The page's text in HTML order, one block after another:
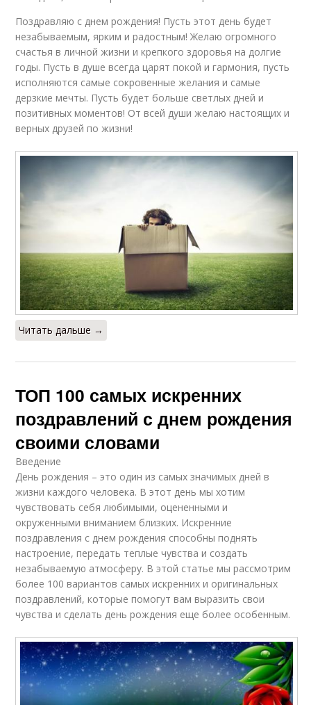
Поздравляю с днем рождения! Пусть этот день будет
незабываемым, ярким и радостным! Желаю огромного
счастья в личной жизни и крепкого здоровья на долгие
годы. Пусть в душе всегда царят покой и гармония, пусть
исполняются самые сокровенные желания и самые
дерзкие мечты. Пусть будет больше светлых дней и
позитивных моментов! От всей души желаю настоящих и
верных друзей по жизни!
Читать дальше →
ТОП 100 самых искренних
поздравлений с днем рождения
своими словами
Введение
День рождения – это один из самых значимых дней в
жизни каждого человека. В этот день мы хотим
чувствовать себя любимыми, оцененными и
окруженными вниманием близких. Искренние
поздравления с днем рождения способны поднять
настроение, передать теплые чувства и создать
незабываемую атмосферу. В этой статье мы рассмотрим
более 100 вариантов самых искренних и оригинальных
поздравлений, которые помогут вам выразить свои
чувства и сделать день рождения еще более особенным.